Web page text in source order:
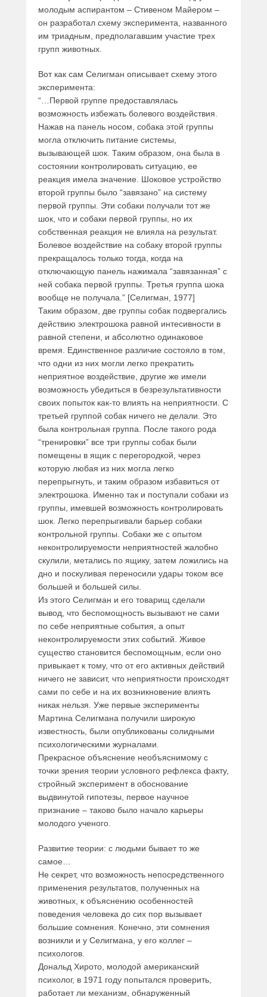
молодым аспирантом – Стивеном Майером –
он разработал схему эксперимента, названного
им триадным, предполагавшим участие трех
групп животных.
Вот как сам Селигман описывает схему этого
эксперимента:
“…Первой группе предоставлялась
возможность избежать болевого воздействия.
Нажав на панель носом, собака этой группы
могла отключить питание системы,
вызывающей шок. Таким образом, она была в
состоянии контролировать ситуацию, ее
реакция имела значение. Шоковое устройство
второй группы было “завязано” на систему
первой группы. Эти собаки получали тот же
шок, что и собаки первой группы, но их
собственная реакция не влияла на результат.
Болевое воздействие на собаку второй группы
прекращалось только тогда, когда на
отключающую панель нажимала “завязанная” с
ней собака первой группы. Третья группа шока
вообще не получала.” [Селигман, 1977]
Таким образом, две группы собак подвергались
действию электрошока равной интесивности в
равной степени, и абсолютно одинаковое
время. Единственное различие состояло в том,
что одни из них могли легко прекратить
неприятное воздействие, другие же имели
возможность убедиться в безрезультативности
своих попыток как-то влиять на неприятности. С
третьей группой собак ничего не делали. Это
была контрольная группа. После такого рода
“тренировки” все три группы собак были
помещены в ящик с перегородкой, через
которую любая из них могла легко
перепрыгнуть, и таким образом избавиться от
электрошока. Именно так и поступали собаки из
группы, имевшей возможность контролировать
шок. Легко перепрыгивали барьер собаки
контрольной группы. Собаки же с опытом
неконтролируемости неприятностей жалобно
скулили, метались по ящику, затем ложились на
дно и поскуливая переносили удары током все
большей и большей силы.
Из этого Селигман и его товарищ сделали
вывод, что беспомощность вызывают не сами
по себе неприятные события, а опыт
неконтролируемости этих событий. Живое
существо становится беспомощным, если оно
привыкает к тому, что от его активных действий
ничего не зависит, что неприятности происходят
сами по себе и на их возникновение влиять
никак нельзя. Уже первые эксперименты
Мартина Селигмана получили широкую
известность, были опубликованы солидными
психологическими журналами.
Прекрасное объяснение необъяснимому с
точки зрения теории условного рефлекса факту,
стройный эксперимент в обоснование
выдвинутой гипотезы, первое научное
признание – таково было начало карьеры
молодого ученого.
Развитие теории: с людьми бывает то же
самое…
Не секрет, что возможность непосредственного
применения результатов, полученных на
животных, к объяснению особенностей
поведения человека до сих пор вызывает
большие сомнения. Конечно, эти сомнения
возникли и у Селигмана, у его коллег –
психологов.
Дональд Хирото, молодой американский
психолог, в 1971 году попытался проверить,
работает ли механизм, обнаруженный